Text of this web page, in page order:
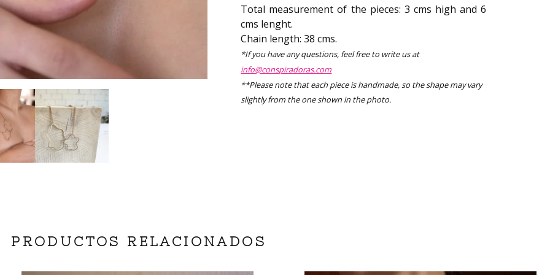
Total measurement of the pieces: 3 cms high and 6
cms lenght.
Chain length: 38 cms.
*If you have any questions, feel free to write us at
info@conspiradoras.com
**Please note that each piece is handmade, so the shape may vary
slightly from the one shown in the photo.
PRODUCTOS RELACIONADOS